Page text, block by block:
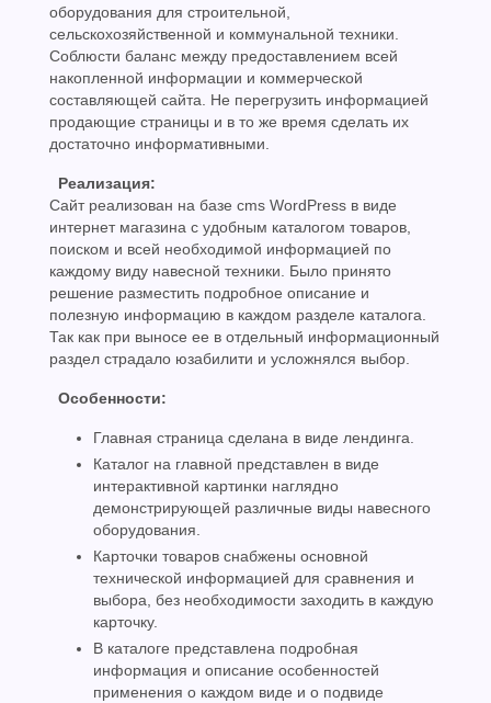
оборудования для строительной,
сельскохозяйственной и коммунальной техники.
Соблюсти баланс между предоставлением всей
накопленной информации и коммерческой
составляющей сайта. Не перегрузить информацией
продающие страницы и в то же время сделать их
достаточно информативными.
Реализация:
Сайт реализован на базе cms WordPress в виде
интернет магазина c удобным каталогом товаров,
поиском и всей необходимой информацией по
каждому виду навесной техники. Было принято
решение разместить подробное описание и
полезную информацию в каждом разделе каталога.
Так как при выносе ее в отдельный информационный
раздел страдало юзабилити и усложнялся выбор.
Особенности:
Главная страница сделана в виде лендинга.
Каталог на главной представлен в виде
интерактивной картинки наглядно
демонстрирующей различные виды навесного
оборудования.
Карточки товаров снабжены основной
технической информацией для сравнения и
выбора, без необходимости заходить в каждую
карточку.
В каталоге представлена подробная
информация и описание особенностей
применения о каждом виде и о подвиде